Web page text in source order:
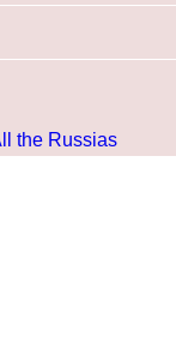
the Russias